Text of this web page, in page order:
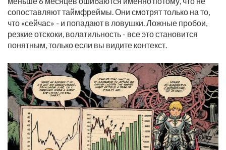
сопоставляют таймфреймы. Они смотрят только на то,
что «сейчас» - и попадают в ловушки. Ложные пробои,
резкие отскоки, волатильность - все это становится
понятным, только если вы видите контекст.